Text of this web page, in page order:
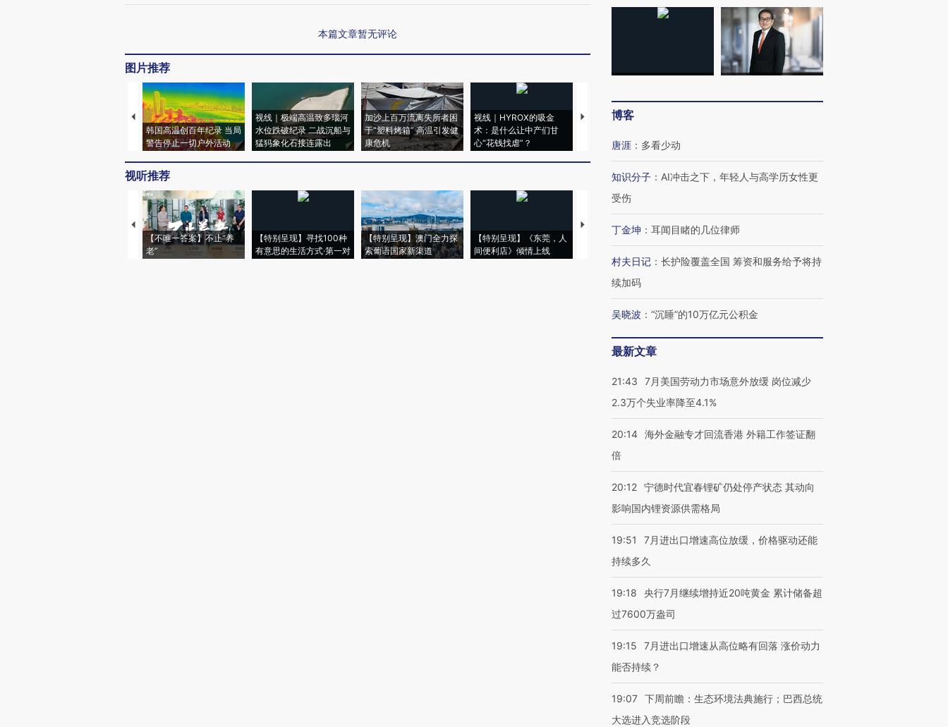
本篇文章暂无评论
图片推荐
韩国高温创百年纪录 当局
警告停止一切户外活动
视线｜极端高温致多瑙河
水位跌破纪录 二战沉船与
猛犸象化石接连露出
加沙上百万流离失所者困
于“塑料烤箱” 高温引发健
康危机
视线｜HYROX的吸金
术：是什么让中产们甘
心“花钱找虐”？
马航飞行员跨国走私7万
视听推荐
【不唯一答案】不止“养
老”
【特别呈现】寻找100种
有意思的生活方式·第一对
【特别呈现】澳门全力探
索葡语国家新渠道
【特别呈现】《东莞，人
间便利店》倾情上线
【推广】走进第四届链博
会，让数智科技“链”接产
【特别呈现】寻找100种
博客
唐涯 ： 多看少动
知识分子 ： AI冲击之下，年轻人与高学历女性更
受伤
丁金坤 ： 耳闻目睹的几位律师
村夫日记 ： 长护险覆盖全国 筹资和服务给予将持
续加码
吴晓波 ： “沉睡”的10万亿元公积金
最新文章
21:43
7月美国劳动力市场意外放缓 岗位减少
2.3万个失业率降至4.1%
20:14 海外金融专才回流香港 外籍工作签证翻
倍
20:12 宁德时代宜春锂矿仍处停产状态 其动向
影响国内锂资源供需格局
19:51
7月进出口增速高位放缓，价格驱动还能
持续多久
19:18
央行7月继续增持近20吨黄金 累计储备超
过7600万盎司
19:15
7月进出口增速从高位略有回落 涨价动力
能否持续？
19:07 下周前瞻：生态环境法典施行；巴西总统
大选进入竞选阶段